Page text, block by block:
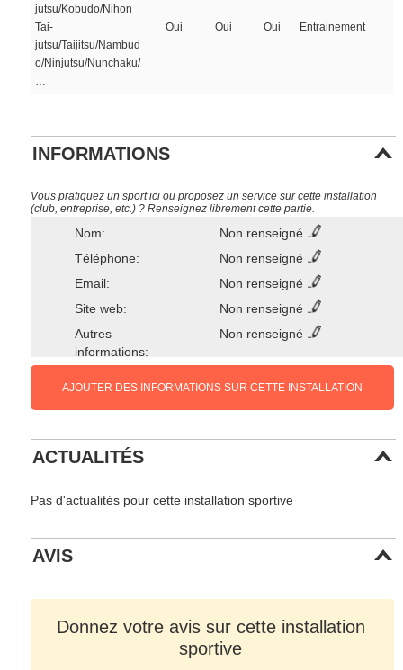
jutsu/Kobudo/Nihon
Tai-
jutsu/Taijitsu/Nambud
o/Ninjutsu/Nunchaku/
…
Oui Oui Oui Entrainement
INFORMATIONS
Vous pratiquez un sport ici ou proposez un service sur cette installation
(club, entreprise, etc.) ? Renseignez librement cette partie.
Nom:
Non renseigné
Téléphone:
Non renseigné
Email:
Non renseigné
Site web:
Non renseigné
Autres
informations:
Non renseigné
AJOUTER DES INFORMATIONS SUR CETTE INSTALLATION
ACTUALITÉS
Pas d'actualités pour cette installation sportive
AVIS
Donnez votre avis sur cette installation
sportive